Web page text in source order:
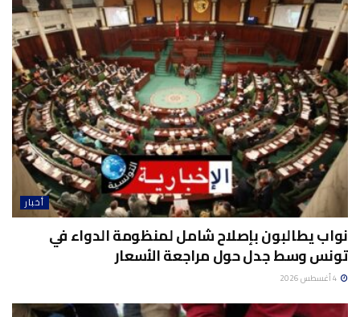
أخبار
نواب يطالبون بإصلاح شامل لمنظومة الدواء في
تونس وسط جدل حول مراجعة الأسعار